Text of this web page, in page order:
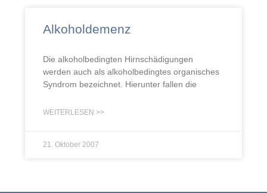
Alkoholdemenz
Die alkoholbedingten Hirnschädigungen
werden auch als alkoholbedingtes organisches
Syndrom bezeichnet. Hierunter fallen die
WEITERLESEN >>
21. Oktober 2007